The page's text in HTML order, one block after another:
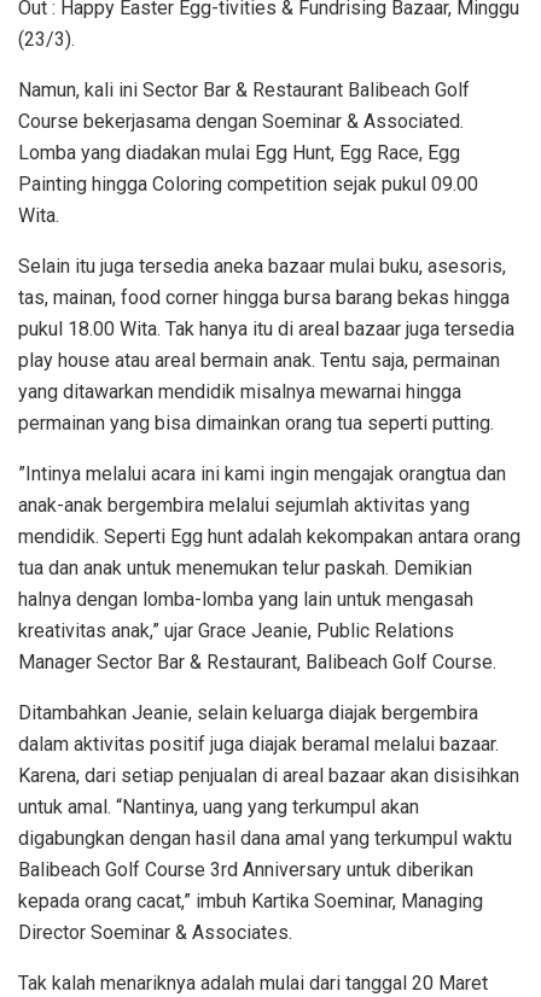
Out : Happy Easter Egg-tivities & Fundrising Bazaar, Minggu
(23/3).
Namun, kali ini Sector Bar & Restaurant Balibeach Golf
Course bekerjasama dengan Soeminar & Associated.
Lomba yang diadakan mulai Egg Hunt, Egg Race, Egg
Painting hingga Coloring competition sejak pukul 09.00
Wita.
Selain itu juga tersedia aneka bazaar mulai buku, asesoris,
tas, mainan, food corner hingga bursa barang bekas hingga
pukul 18.00 Wita. Tak hanya itu di areal bazaar juga tersedia
play house atau areal bermain anak. Tentu saja, permainan
yang ditawarkan mendidik misalnya mewarnai hingga
permainan yang bisa dimainkan orang tua seperti putting.
”Intinya melalui acara ini kami ingin mengajak orangtua dan
anak-anak bergembira melalui sejumlah aktivitas yang
mendidik. Seperti Egg hunt adalah kekompakan antara orang
tua dan anak untuk menemukan telur paskah. Demikian
halnya dengan lomba-lomba yang lain untuk mengasah
kreativitas anak,” ujar Grace Jeanie, Public Relations
Manager Sector Bar & Restaurant, Balibeach Golf Course.
Ditambahkan Jeanie, selain keluarga diajak bergembira
dalam aktivitas positif juga diajak beramal melalui bazaar.
Karena, dari setiap penjualan di areal bazaar akan disisihkan
untuk amal. “Nantinya, uang yang terkumpul akan
digabungkan dengan hasil dana amal yang terkumpul waktu
Balibeach Golf Course 3rd Anniversary untuk diberikan
kepada orang cacat,” imbuh Kartika Soeminar, Managing
Director Soeminar & Associates.
Tak kalah menariknya adalah mulai dari tanggal 20 Maret